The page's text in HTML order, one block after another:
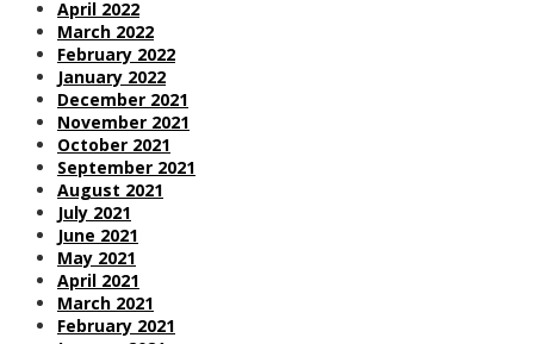
April 2022
March 2022
February 2022
January 2022
December 2021
November 2021
October 2021
September 2021
August 2021
July 2021
June 2021
May 2021
April 2021
March 2021
February 2021